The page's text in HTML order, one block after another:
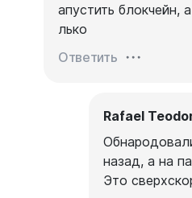
апустить блокчейн,
лько
Ответить
Rafael
назад, а на
Это